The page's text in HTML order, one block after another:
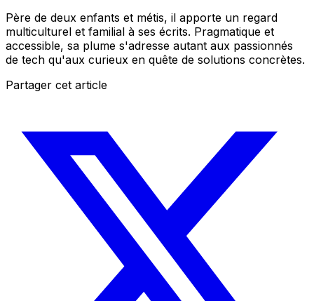
Père de deux enfants et métis, il apporte un regard
multiculturel et familial à ses écrits. Pragmatique et
accessible, sa plume s'adresse autant aux passionnés
de tech qu'aux curieux en quête de solutions concrètes.
Partager cet article